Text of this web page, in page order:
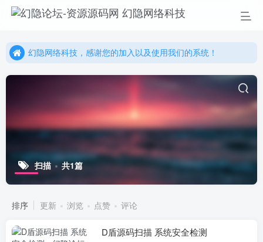
幻隐网络科技，感谢您的加入以及使用我们的系统！
幻隐网络科技，感谢您的加入以及使用我们的系统！
扫描 共1篇
排序 更新 浏览 点赞 评论
D盾源码扫描 系统安全检测